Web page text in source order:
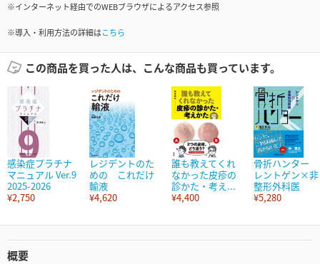
※インターネット経由でのWEBブラウザによるアクセス参照
※導入・利用方法の詳細はこちら
この商品を買った人は、こんな商品も買っています。
感染症プラチナ
マニュアル Ver.9
2025-2026
¥2,750
レジデントのた
めの これだけ
輸液
¥4,620
誰も教えてくれ
なかった皮疹の
診かた・考え...
¥4,400
骨折ハンター
レントゲン×非
整形外科医
¥5,280
概要